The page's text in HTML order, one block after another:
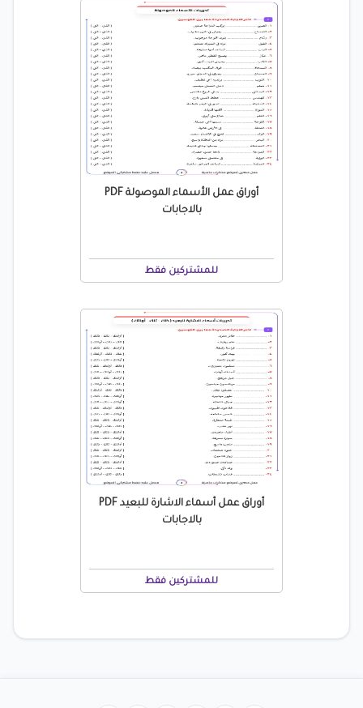
أوراق عمل الأسماء الموصولة PDF
بالاجابات
للمشتركين فقط
أوراق عمل أسماء الاشارة للبعيد PDF
بالاجابات
للمشتركين فقط